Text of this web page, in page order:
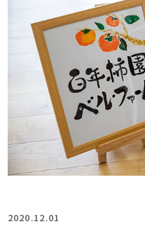
2020.12.01